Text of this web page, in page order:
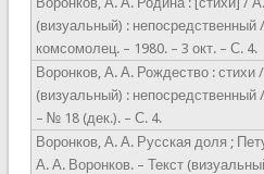
(визуальный) :
комсомолец. – 1980. – 3 окт. – С. 4.
Воронков, А. А. Рождество : стихи
(визуальный) : непосредственный
– № 18 (дек.). – С. 4.
Воронков, А. А. Русская доля ;
А. А. Воронков. – Текст